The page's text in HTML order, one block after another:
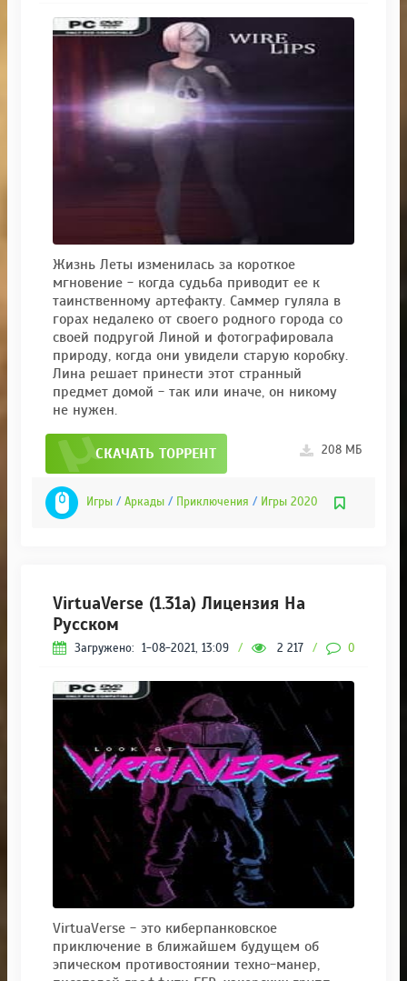
Жизнь Леты изменилась за короткое
мгновение - когда судьба приводит ее к
таинственному артефакту. Саммер гуляла в
горах недалеко от своего родного города со
своей подругой Линой и фотографировала
природу, когда они увидели старую коробку.
Лина решает принести этот странный
предмет домой - так или иначе, он никому
не нужен.
СКАЧАТЬ ТОРРЕНТ 208 МБ
Игры / Аркады / Приключения / Игры 2020
VirtuaVerse (1.31a) Лицензия На
Русском
Загружено: 1-08-2021, 13:09 / 2 217 / 0
VirtuaVerse - это киберпанковское
приключение в ближайшем будущем об
эпическом противостоянии техно-манер,